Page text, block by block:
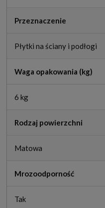
Przeznaczenie
Płytki na ściany i podłogi
Waga opakowania (kg)
6 kg
Rodzaj powierzchni
Matowa
Mrozoodporność
Tak